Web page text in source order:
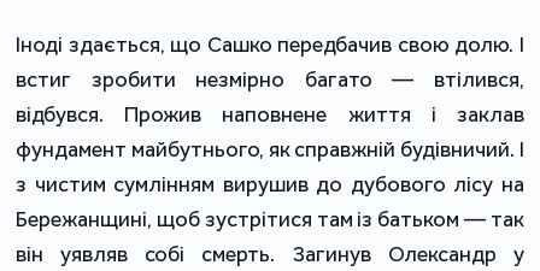
Іноді здається, що Сашко передбачив свою долю. І
встиг зробити незмірно багато — втілився,
відбувся. Прожив наповнене життя і заклав
фундамент майбутнього, як справжній будівничий. І
з чистим сумлінням вирушив до дубового лісу на
Бережанщині, щоб зустрітися там із батьком — так
він уявляв собі смерть. Загинув Олександр у